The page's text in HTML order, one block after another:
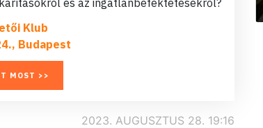
és az ingatlanbefektetésekről?
Klub
Budapest
MOST >>
2023. AUGUSZTUS 28. 19:16